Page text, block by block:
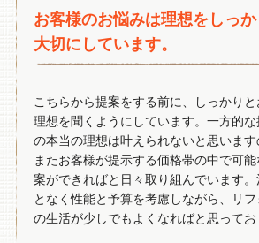
お客様のお悩みは理想をしっ
大切にしています。
こちらから提案をする前に、しっかり
理想を聞くようにしています。一方的
の本当の理想は叶えられないと思います
またお客様が提示する価格帯の中で可
案ができればと日々取り組んでいます。
となく性能と予算を考慮しながら、リ
の生活が少しでもよくなればと思ってお